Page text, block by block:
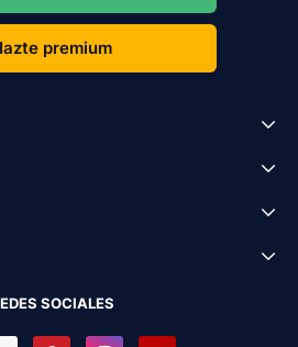
premium
SOCIALES